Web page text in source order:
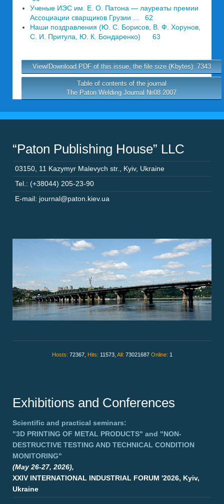
Ученые ИЭС им. Е. О. Патона — лауреаты премии
Ассоциации сварщиков Грузии ... 62
Наши поздравления (Ю. С. Борисов, В. Ф. Хорунов,
С. И. Притула, Ю. К. Бондаренко) 63
View/Download PDF of this issue, the file size (Kbytes): 7343
Table of contents of the journal
The Paton Welding Journal №08 2007
“Paton Publishing House” LLC
03150 11 Kazymyr Malevych str. Kyiv, Ukraine
Tel.: (+38044) 205-23-90
E-mail: journal@paton.kiev.ua
Hosts: 72367, Hits: 11573, All: 73021687 Online: 1
Exhibitions and Conferences
Scientific and practical seminars:
"3D PRINTING OF METAL PRODUCTS" and "NON-
DESTRUCTIVE TESTING AND TECHNICAL CONDITION
MONITORING"
(May 26-27, 2026),
XXIV INTERNATIONAL INDUSTRIAL FORUM '2026, Kyiv,
Ukraine